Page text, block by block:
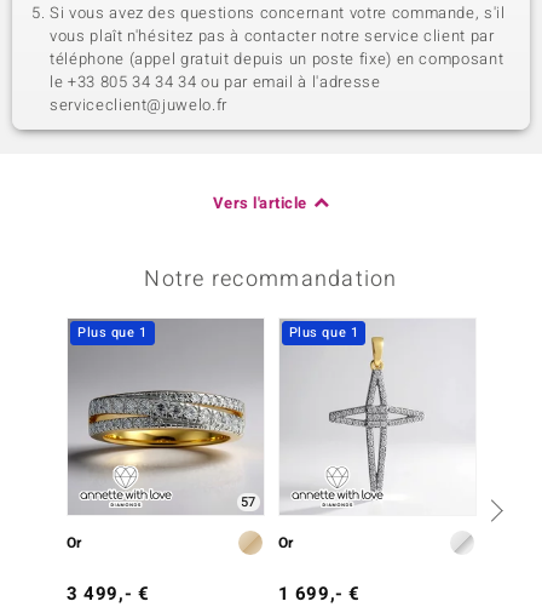
Si vous avez des questions concernant votre commande, s'il
vous plaît n'hésitez pas à contacter notre service client par
téléphone (appel gratuit depuis un poste fixe) en composant
le +33 805 34 34 34 ou par email à l'adresse
serviceclient@juwelo.fr
Vers l'article
Notre recommandation
Plus que 1
57
Or
3 499,- €
Plus que 1
Or
1 699,- €